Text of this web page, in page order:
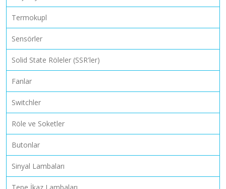
Termokupl
Sensörler
Solid State Röleler (SSR'ler)
Fanlar
Switchler
Röle ve Soketler
Butonlar
Sinyal Lambaları